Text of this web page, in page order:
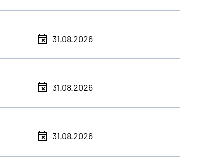
31.08.2026
31.08.2026
31.08.2026